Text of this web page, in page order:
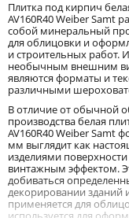
Плитка под кирпич
AV160R40 Weiber Samt
собой минеральный
для облицовки и
и строительных работ.
необычным внешним
являются форматы и
различными
В отличие от обычной
производства белая
AV160R40 Weiber Samt
мм выглядит как
изделиями
винтажным эффектом.
добиваться
декорировании
применяется для